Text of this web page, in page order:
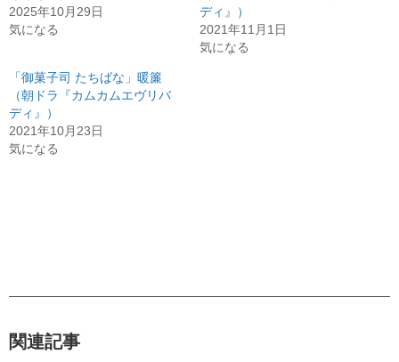
2025年10月29日
気になる
ディ』）
2021年11月1日
気になる
「御菓子司 たちばな」暖簾
（朝ドラ『カムカムエヴリバ
ディ』）
2021年10月23日
気になる
関連記事